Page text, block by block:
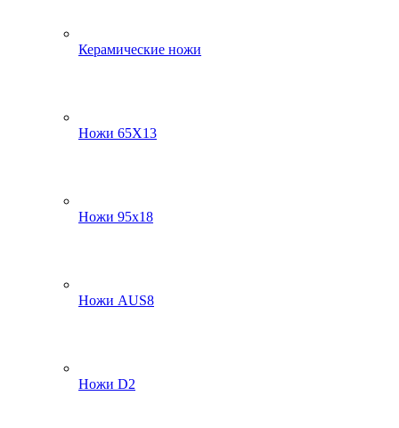
Керамические ножи
Ножи 65Х13
Ножи 95х18
Ножи AUS8
Ножи D2